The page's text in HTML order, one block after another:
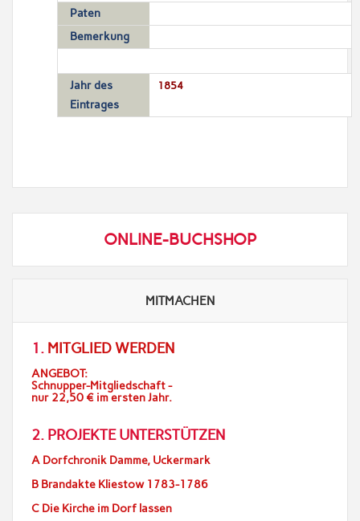
Paten
Bemerkung
Jahr des
Eintrages
1854
ONLINE-BUCHSHOP
MITMACHEN
1. MITGLIED WERDEN
ANGEBOT:
Schnupper-Mitgliedschaft -
nur 22,50 € im ersten Jahr.
2. PROJEKTE UNTERSTÜTZEN
A Dorfchronik Damme, Uckermark
B Brandakte Kliestow 1783-1786
C Die Kirche im Dorf lassen